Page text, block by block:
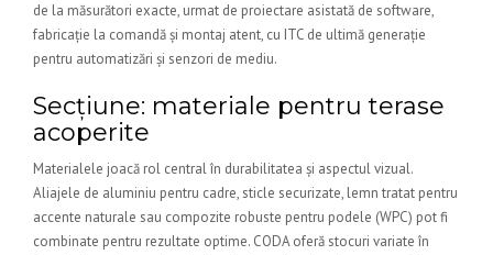
de la măsurători exacte, urmat de proiectare asistată de software,
fabricație la comandă și montaj atent, cu ITC de ultimă generație
pentru automatizări și senzori de mediu.
Secțiune: materiale pentru terase
acoperite
Materialele joacă rol central în durabilitatea și aspectul vizual.
Aliajele de aluminiu pentru cadre, sticle securizate, lemn tratat pentru
accente naturale sau compozite robuste pentru podele (WPC) pot fi
combinate pentru rezultate optime. CODA oferă stocuri variate în